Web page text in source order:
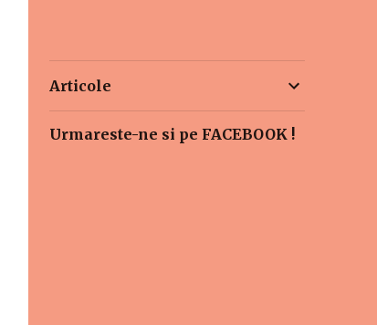
Articole
Urmareste-ne si pe FACEBOOK !